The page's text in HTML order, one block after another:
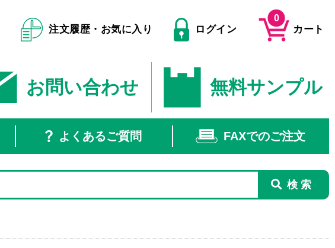
注文履歴・お気に入り ログイン
0
カート
お問い合わせ 無料サンプル
よくあるご質問 FAXでのご注文